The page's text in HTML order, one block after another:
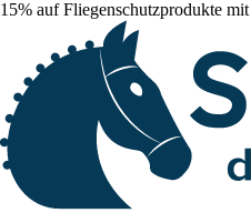
15% auf Fliegenschutzprodukte